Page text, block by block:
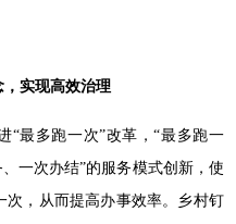
，实现高效治理
“最多跑一次”改革，“最多跑一
一次办结”的服务模式创新，使
次，从而提高办事效率。乡村钉